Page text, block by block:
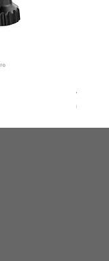
Wuben
ราคา
฿95.00